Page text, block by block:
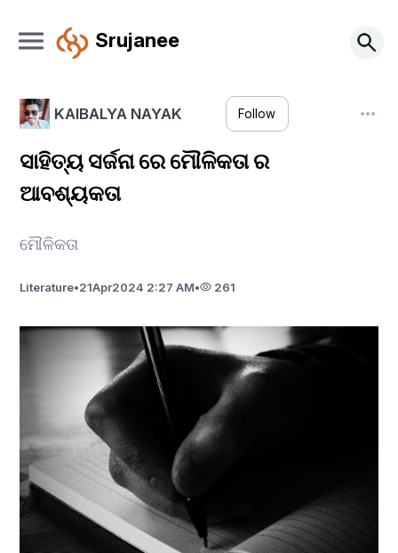
Srujanee
KAIBALYA NAYAK Follow
ସାହିତ୍ୟ ସର୍ଜନା ରେ ମୌଳିକତା ର
ଆବଶ୍ୟକତା
ମୌଳିକତା
Literature•21Apr2024 2:27 AM• 261